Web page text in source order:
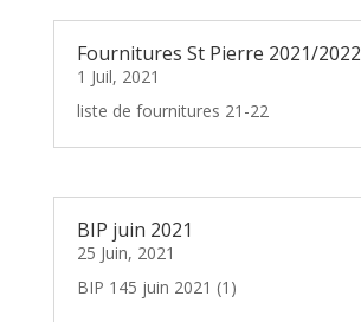
Fournitures St Pierre 2021/2022
1 Juil, 2021
liste de fournitures 21-22
BIP juin 2021
25 Juin, 2021
BIP 145 juin 2021 (1)